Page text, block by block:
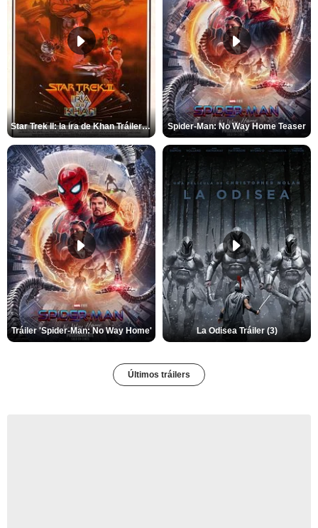
Star Trek II: la ira de Khan Tráiler VO Spider-Man: No Way Home Teaser
Tráiler 'Spider-Man: No Way Home' La Odisea Tráiler (3)
Últimos tráilers